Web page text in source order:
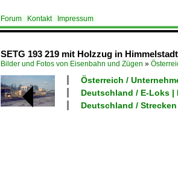
Forum Kontakt Impressum
SETG 193 219 mit Holzzug in
Bilder und Fotos von Eisenbahn und Zügen »
Österreich /
Deutschland / E-Loks
Deutschland /